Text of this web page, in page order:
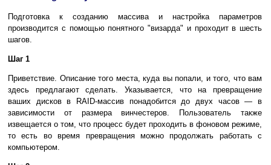
Подготовка к созданию массива и настройка параметров
производится с помощью понятного "визарда" и проходит в шесть
шагов.
Шаг 1
Приветствие. Описание того места, куда вы попали, и того, что вам
здесь предлагают сделать. Указывается, что на превращение
ваших дисков в RAID-массив понадобится до двух часов — в
зависимости от размера винчестеров. Пользователь также
извещается о том, что процесс будет проходить в фоновом режиме,
то есть во время превращения можно продолжать работать с
компьютером.